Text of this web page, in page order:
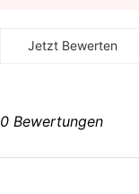
0 Bewertungen